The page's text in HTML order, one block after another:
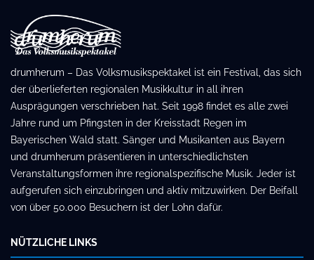
drumherum – Das Volksmusikspektakel ist ein Festival, das sich
der überlieferten regionalen Musikkultur in all ihren
Ausprägungen verschrieben hat. Seit 1998 findet es alle zwei
Jahre rund um Pfingsten in der Kreisstadt Regen im
Bayerischen Wald statt. Sänger und Musikanten aus Bayern
und drumherum präsentieren in unterschiedlichsten
Veranstaltungsformen ihre regionalspezifische Musik. Jeder ist
aufgerufen sich einzubringen und aktiv mitzuwirken. Der Beifall
von über 50.000 Besuchern ist der Lohn dafür.
NÜTZLICHE LINKS